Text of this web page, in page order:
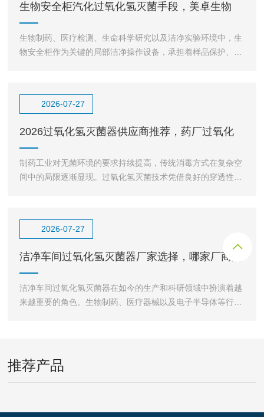
生物安全柜汽化过氧化氢灭菌手段，美卓生物
MZ-VHP MIN
生物制药、医疗检测、生命科学研究以及洁净实验环境中，生
物安全柜作为关键的局部洁净操作设备，承担着样品保护、人
2026-07-27
2026过氧化氢灭菌器供应商推荐，药厂过氧化
氢灭菌器供应厂家
制药工业对无菌环境的要求持续提高，传统消毒方式在复杂空
间中的局限逐渐显现。过氧化氢灭菌技术凭借良好的穿透性和
2026-07-27
洁净车间过氧化氢灭菌器厂家选择，哪家厂商的
设备比较符合当下需
洁净车间过氧化氢灭菌器在如今的生产和科研领域中扮演着越
来越重要的角色。生物制药、医疗器械以及电子半导体等行业
推荐产品